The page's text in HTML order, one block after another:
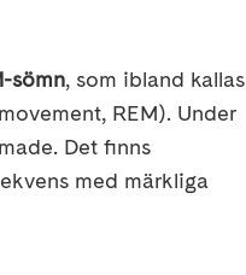
sömn, som ibland kallas
REM). Under
Det finns
med märkliga